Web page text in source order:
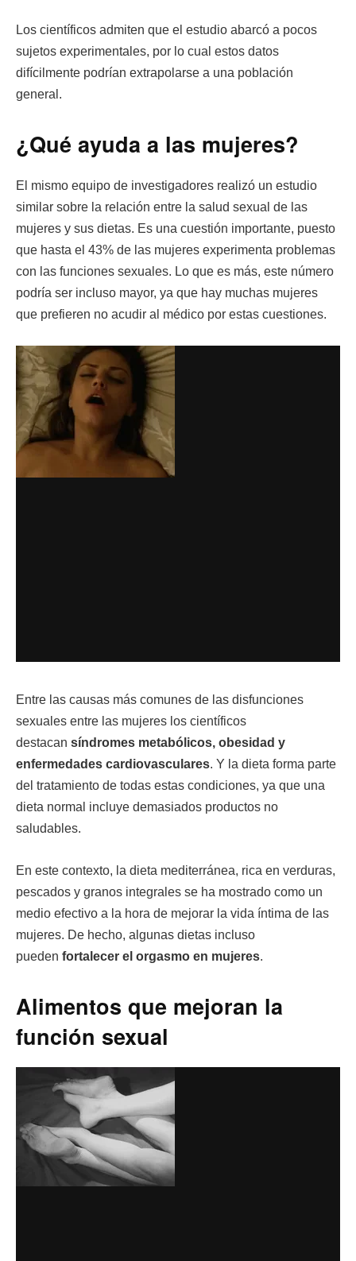
Los científicos admiten que el estudio abarcó a pocos
sujetos experimentales, por lo cual estos datos
difícilmente podrían extrapolarse a una población
general.
¿Qué ayuda a las mujeres?
El mismo equipo de investigadores realizó un estudio
similar sobre la relación entre la salud sexual de las
mujeres y sus dietas. Es una cuestión importante, puesto
que hasta el 43% de las mujeres experimenta problemas
con las funciones sexuales. Lo que es más, este número
podría ser incluso mayor, ya que hay muchas mujeres
que prefieren no acudir al médico por estas cuestiones.
Entre las causas más comunes de las disfunciones
sexuales entre las mujeres los científicos
destacan síndromes metabólicos, obesidad y
enfermedades cardiovasculares. Y la dieta forma parte
del tratamiento de todas estas condiciones, ya que una
dieta normal incluye demasiados productos no
saludables.
En este contexto, la dieta mediterránea, rica en verduras,
pescados y granos integrales se ha mostrado como un
medio efectivo a la hora de mejorar la vida íntima de las
mujeres. De hecho, algunas dietas incluso
pueden fortalecer el orgasmo en mujeres.
Alimentos que mejoran la
función sexual